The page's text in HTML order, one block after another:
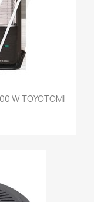
W TOYOTOMI